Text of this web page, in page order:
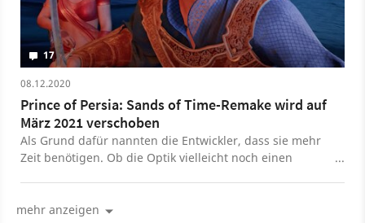
17
08.12.2020
Prince of Persia: Sands of Time-Remake wird auf
März 2021 verschoben
Als Grund dafür nannten die Entwickler, dass sie mehr
Zeit benötigen. Ob die Optik vielleicht noch einen
mehr anzeigen